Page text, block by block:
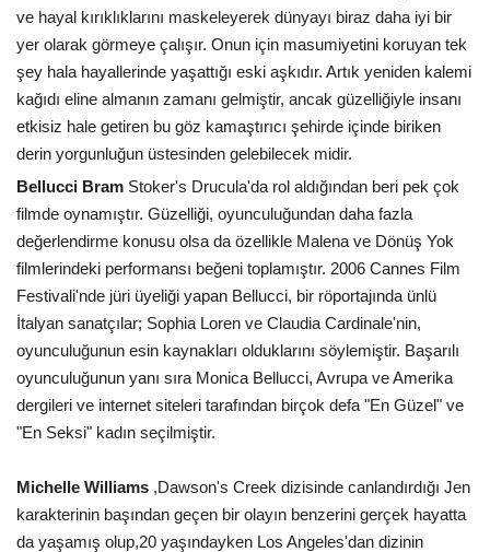
ve hayal kırıklıklarını maskeleyerek dünyayı biraz daha iyi bir
yer olarak görmeye çalışır. Onun için masumiyetini koruyan tek
şey hala hayallerinde yaşattığı eski aşkıdır. Artık yeniden kalemi
kağıdı eline almanın zamanı gelmiştir, ancak güzelliğiyle insanı
etkisiz hale getiren bu göz kamaştırıcı şehirde içinde biriken
derin yorgunluğun üstesinden gelebilecek midir.
Bellucci Bram Stoker's Drucula'da rol aldığından beri pek çok
filmde oynamıştır. Güzelliği, oyunculuğundan daha fazla
değerlendirme konusu olsa da özellikle Malena ve Dönüş Yok
filmlerindeki performansı beğeni toplamıştır. 2006 Cannes Film
Festivali'nde jüri üyeliği yapan Bellucci, bir röportajında ünlü
İtalyan sanatçılar; Sophia Loren ve Claudia Cardinale'nin,
oyunculuğunun esin kaynakları olduklarını söylemiştir. Başarılı
oyunculuğunun yanı sıra Monica Bellucci, Avrupa ve Amerika
dergileri ve internet siteleri tarafından birçok defa "En Güzel" ve
"En Seksi" kadın seçilmiştir.
Michelle Williams ,Dawson's Creek dizisinde canlandırdığı Jen
karakterinin başından geçen bir olayın benzerini gerçek hayatta
da yaşamış olup,20 yaşındayken Los Angeles'dan dizinin